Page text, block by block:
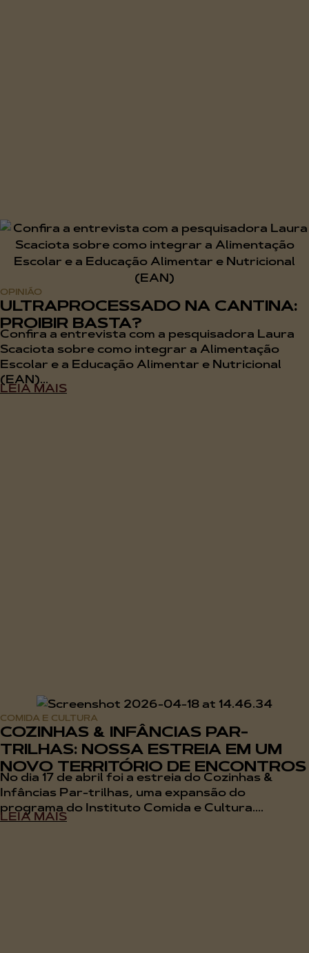
OPINIÃO
ULTRAPROCESSADO NA CANTINA:
PROIBIR BASTA?
Confira a entrevista com a pesquisadora Laura
Scaciota sobre como integrar a Alimentação
Escolar e a Educação Alimentar e Nutricional
(EAN)...
LEIA MAIS
COMIDA E CULTURA
COZINHAS & INFÂNCIAS PAR-
TRILHAS: NOSSA ESTREIA EM UM
NOVO TERRITÓRIO DE ENCONTROS
No dia 17 de abril foi a estreia do Cozinhas &
Infâncias Par-trilhas, uma expansão do
programa do Instituto Comida e Cultura....
LEIA MAIS